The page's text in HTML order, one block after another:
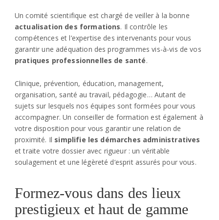
Un comité scientifique est chargé de veiller à la bonne
actualisation des formations. Il contrôle les
compétences et l’expertise des intervenants pour vous
garantir une adéquation des programmes vis-à-vis de vos
pratiques professionnelles de santé.
Clinique, prévention, éducation, management,
organisation, santé au travail, pédagogie… Autant de
sujets sur lesquels nos équipes sont formées pour vous
accompagner. Un conseiller de formation est également à
votre disposition pour vous garantir une relation de
proximité. Il simplifie les démarches administratives
et traite votre dossier avec rigueur : un véritable
soulagement et une légèreté d’esprit assurés pour vous.
Formez-vous dans des lieux
prestigieux et haut de gamme